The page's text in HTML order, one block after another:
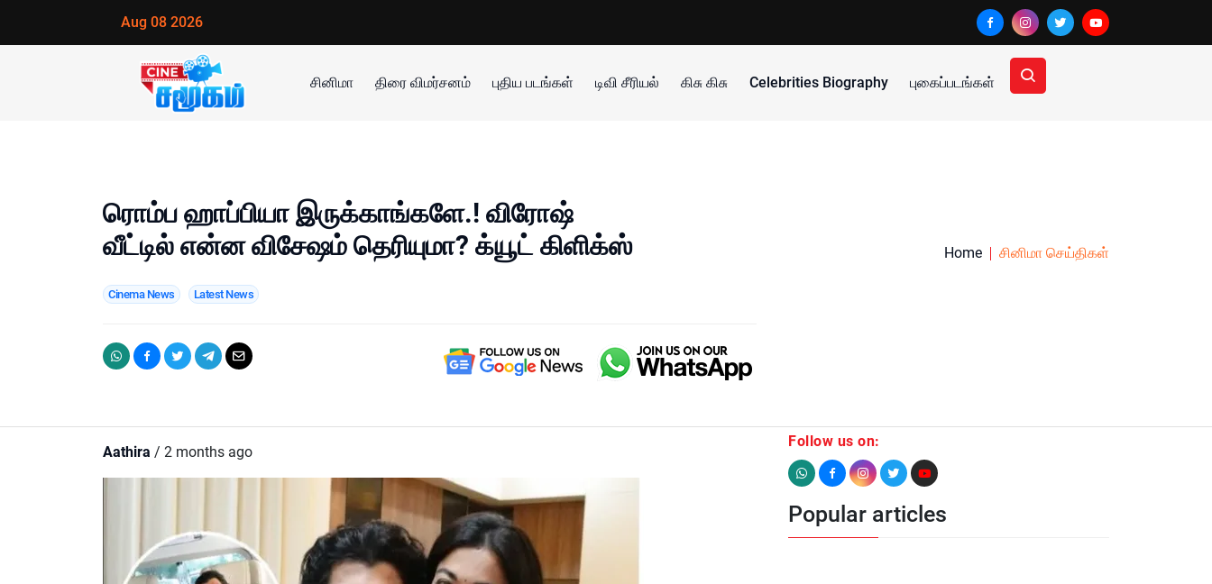
Aug 08 2026
சினிமா திரை விமர்சனம் புதிய படங்கள் டிவி சீரியல் கிசு கிசு Celebrities Biography புகைப்படங்கள்
ரொம்ப ஹாப்பியா இருக்காங்களே.! விரோஷ்
வீட்டில் என்ன விசேஷம் தெரியுமா? க்யூட் கிளிக்ஸ்
Cinema News Latest News
Home சினிமா செய்திகள்
Aathira / 2 months ago
Follow us on:
Popular articles